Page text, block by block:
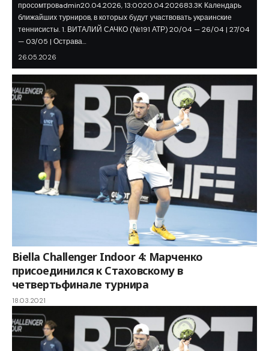
просомтровadmin20.04.2026, 13:0020.04.202683.3K Календарь
ближайших турниров, в которых будут участвовать украинские
теннисисты. 1. ВИТАЛИЙ САЧКО (№191 АТР) 20/04 — 26/04 | 27/04
— 03/05 | Острава…
26.05.2026
Biella Challenger Indoor 4: Марченко
присоединился к Стаховскому в
четвертьфинале турнира
18.03.2021